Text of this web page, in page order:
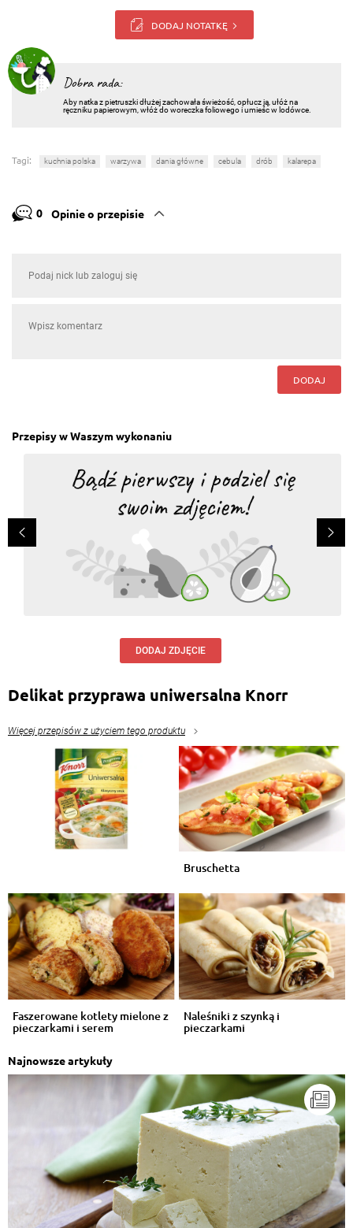
DODAJ NOTATKĘ
Dobra rada:
Aby natka z pietruszki dłużej zachowała świeżość, opłucz ją, ułóż na
ręczniku papierowym, włóż do woreczka foliowego i umieśc w lodówce.
Tagi: kuchnia polska warzywa dania główne cebula drób kalarepa
0 Opinie o przepisie
DODAJ
Przepisy w Waszym wykonaniu
DODAJ ZDJĘCIE
Delikat przyprawa uniwersalna Knorr
Więcej przepisów z użyciem tego produktu
Bruschetta
Faszerowane kotlety mielone z
pieczarkami i serem
Naleśniki z szynką i
pieczarkami
Najnowsze artykuły